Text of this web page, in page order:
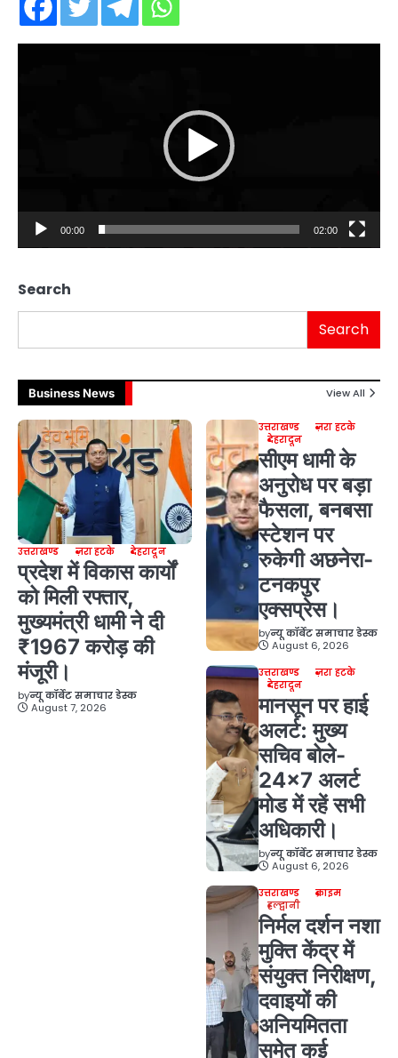
00:00 02:00
Search
Search
Business News View All
उत्तराखण्ड ज़रा हटके देहरादून
प्रदेश में विकास कार्यों
को मिली रफ्तार,
मुख्यमंत्री धामी ने दी
₹1967 करोड़ की
मंजूरी।
byन्यू कॉर्बेट समाचार डेस्क
August 7, 2026
उत्तराखण्ड
ज़रा हटके
देहरादून
सीएम धामी के
अनुरोध पर बड़ा
फैसला, बनबसा
स्टेशन पर
रुकेगी अछनेरा-
टनकपुर
एक्सप्रेस।
byन्यू कॉर्बेट समाचार डेस्क
August 6, 2026
उत्तराखण्ड
ज़रा हटके
देहरादून
मानसून पर हाई
अलर्ट: मुख्य
सचिव बोले-
24×7 अलर्ट
मोड में रहें सभी
अधिकारी।
byन्यू कॉर्बेट समाचार डेस्क
August 6, 2026
उत्तराखण्ड
क्राइम
हल्द्वानी
निर्मल दर्शन नशा
मुक्ति केंद्र में
संयुक्त निरीक्षण,
दवाइयों की
अनियमितता
समेत कई